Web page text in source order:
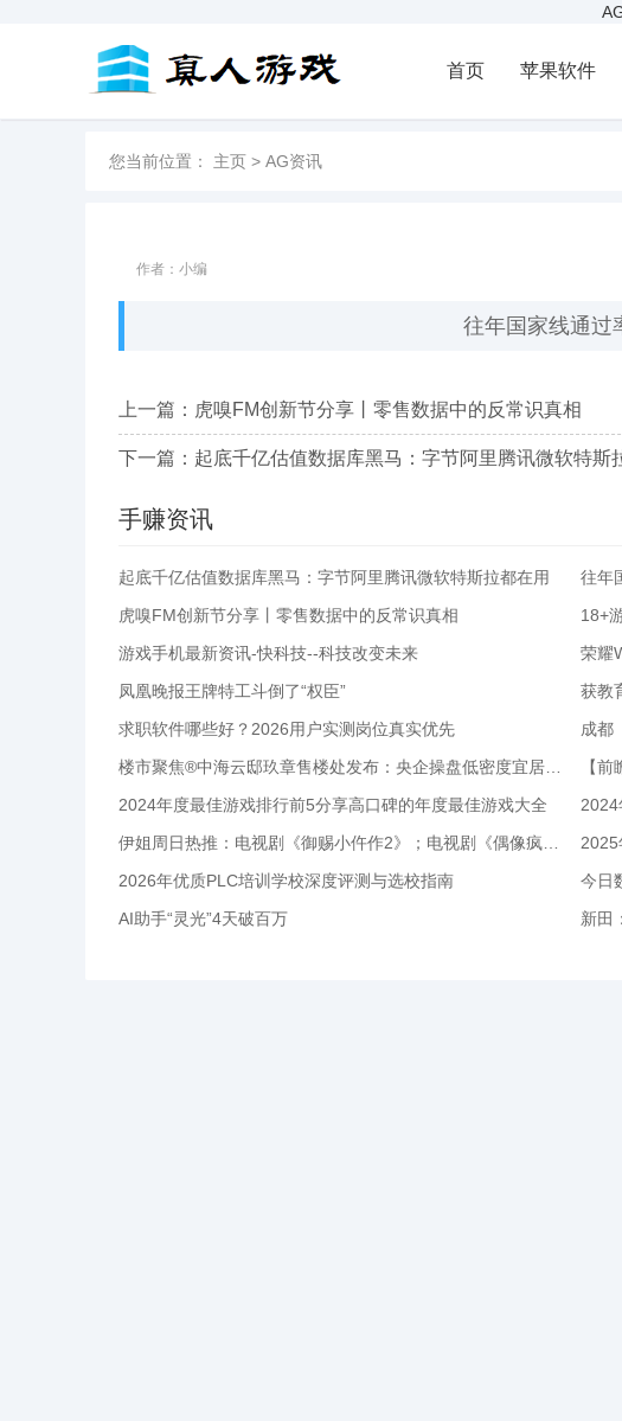
首页 苹果软件
您当前位置： 主页 > AG资讯
作者：小编
往年国家线通过
上一篇：虎嗅FM创新节分享丨零售数据中的反常识真相
下一篇：起底千亿估值数据库黑马：字节阿里腾讯微软特斯
手赚资讯
起底千亿估值数据库黑马：字节阿里腾讯微软特斯拉都在用
往年
虎嗅FM创新节分享丨零售数据中的反常识真相
18+
游戏手机最新资讯-快科技--科技改变未来
凤凰晚报王牌特工斗倒了“权臣”
求职软件哪些好？2026用户实测岗位真实优先
2024年度最佳游戏排行前5分享高口碑的年度最佳游戏大全
2026年优质PLC培训学校深度评测与选校指南
AI助手“灵光”4天破百万
新田